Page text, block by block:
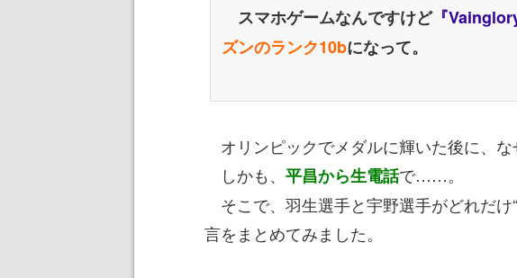
スマホゲームなんですけど『
ズンのランク10bになって。
オリンピックでメダルに輝いた後に、な
しかも、 平昌から生電話で……。
そこで、羽生選手と宇野選手がどれだけ
言をまとめてみました。